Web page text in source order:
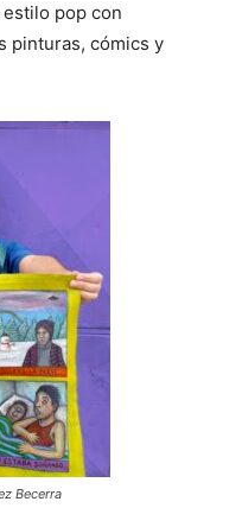
pop con
pinturas, cómics y
Becerra